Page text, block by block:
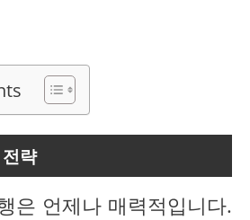
략
은 언제나 매력적입니다.